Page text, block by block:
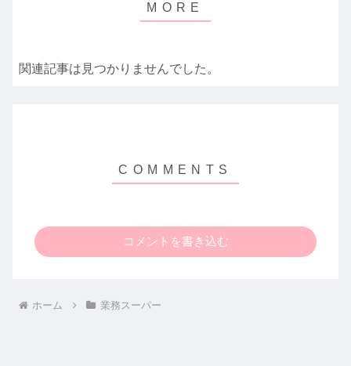
関連記事は見つかりませんでした。
コメントを書き込む
ホーム 業務スーパー